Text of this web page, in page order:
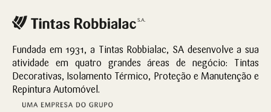
Fundada em 1931, a Tintas Robbialac, SA desenvolve a sua
atividade em quatro grandes áreas de negócio: Tintas
Decorativas, Isolamento Térmico, Proteção e Manutenção e
Repintura Automóvel.